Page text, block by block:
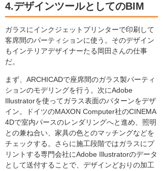
4.デザインツールとしてのBIM
ガラスにインクジェットプリンターで印刷して
客席間のパーティションに使う。そのデザイン
もインテリアデザイナーたる岡田さんの仕事
だ。
まず、ARCHICADで座席間のガラス製パーティ
ションのモデリングを行う。次にAdobe
Illustratorを使ってガラス表面のパターンをデザ
イン。ドイツのMAXON Computer社のCINEMA
4Dで室内パースのレンダリングへと進め、照明
との兼ね合い、家具の色とのマッチングなどを
チェックする。さらに施工段階ではガラスにプ
リントする専門会社にAdobe Illustratorのデータ
として送付することで、デザインどおりの加工